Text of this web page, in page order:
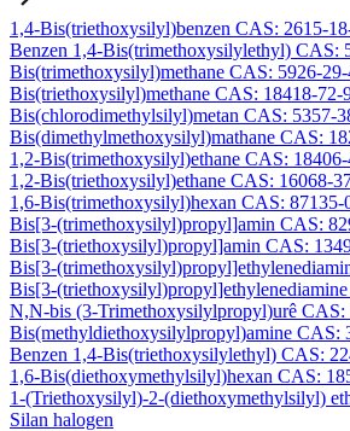
1,4-Bis(triethoxysilyl)benzen CAS: 2615-
Benzen 1,4-Bis(trimethoxysilylethyl) CAS:
Bis(trimethoxysilyl)methane CAS: 5926-
Bis(triethoxysilyl)methane CAS: 18418-72-
Bis(chlorodimethylsilyl)metan CAS: 5357-
Bis(dimethylmethoxysilyl)mathane CAS:
1,2-Bis(trimethoxysilyl)ethane CAS:
1,2-Bis(triethoxysilyl)ethane CAS: 16068-
1,6-Bis(trimethoxysilyl)hexan CAS: 87135-
Bis[3-(trimethoxysilyl)propyl]amin CAS:
Bis[3-(triethoxysilyl)propyl]amin CAS:
Bis[3-
Bis[3-
N,N-bis (3-Trimethoxysilylpropyl)urê CAS:
Bis(methyldiethoxysilylpropyl)amine CAS:
Benzen 1,4-Bis(triethoxysilylethyl) CAS:
1,6-Bis(diethoxymethylsilyl)hexan CAS:
1-(Triethoxysilyl)-2-(diethoxymethylsilyl)
Silan halogen